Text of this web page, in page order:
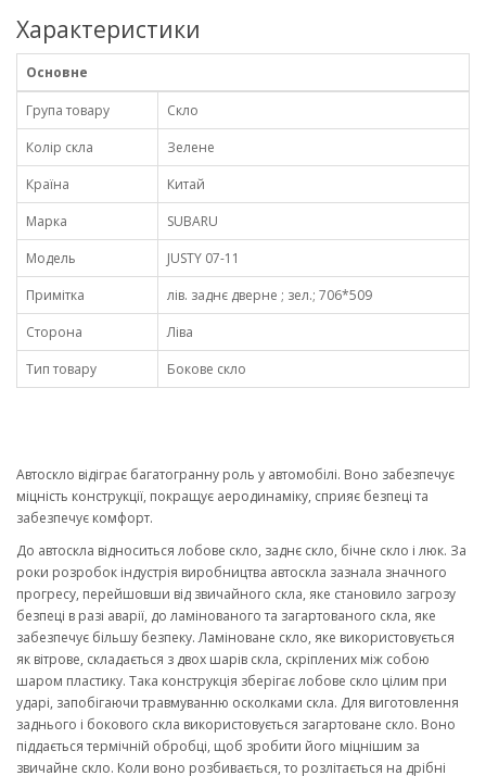
Характеристики
Основне
Група товару
Скло
Колір скла
Зелене
Країна
Китай
Марка
SUBARU
Модель
JUSTY 07-11
Примітка
лів. заднє дверне ; зел.; 706*509
Сторона
Ліва
Тип товару
Бокове скло
Автоскло відіграє багатогранну роль у автомобілі. Воно забезпечує
міцність конструкції, покращує аеродинаміку, сприяє безпеці та
забезпечує комфорт.
До автоскла відноситься лобове скло, заднє скло, бічне скло і люк. За
роки розробок індустрія виробництва автоскла зазнала значного
прогресу, перейшовши від звичайного скла, яке становило загрозу
безпеці в разі аварії, до ламінованого та загартованого скла, яке
забезпечує більшу безпеку. Ламіноване скло, яке використовується
як вітрове, складається з двох шарів скла, скріплених між собою
шаром пластику. Така конструкція зберігає лобове скло цілим при
ударі, запобігаючи травмуванню осколками скла. Для виготовлення
заднього і бокового скла використовується загартоване скло. Воно
піддається термічній обробці, щоб зробити його міцнішим за
звичайне скло. Коли воно розбивається, то розлітається на дрібні